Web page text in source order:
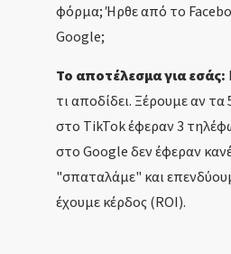
φόρμα; Ήρθε από το
Google;
Το αποτέλεσμα για εσάς:
τι αποδίδει. Ξέρουμε αν
στο TikTok έφεραν 3
στο Google δεν έφεραν
"σπαταλάμε" και
έχουμε κέρδος (ROI).